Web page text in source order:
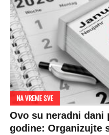
NA VREME SVE
Ovo su neradni dani
godine: Organizujte